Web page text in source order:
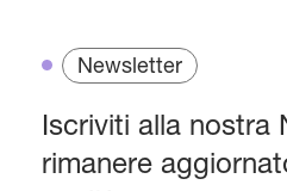
Newsletter
Iscriviti alla nostra
rimanere